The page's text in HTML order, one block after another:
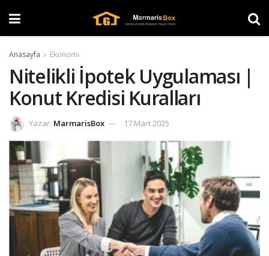
Anasayfa Ekonomi
Nitelikli İpotek Uygulaması |
Konut Kredisi Kuralları
Yazar: MarmarisBox 17 Mart 2025